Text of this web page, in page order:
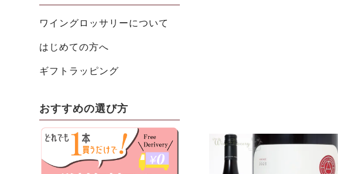
ワイングロッサリーについて
はじめての方へ
ギフトラッピング
おすすめの選び方